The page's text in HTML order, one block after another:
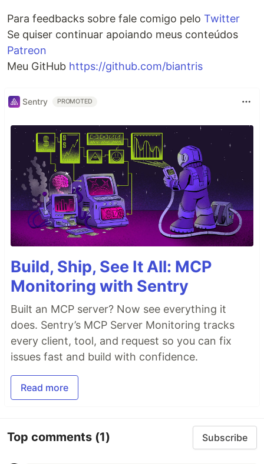
Para feedbacks sobre fale comigo pelo Twitter
Se quiser continuar apoiando meus conteúdos
Patreon
Meu GitHub https://github.com/biantris
Sentry PROMOTED
Build, Ship, See It All: MCP
Monitoring with Sentry
Built an MCP server? Now see everything it
does. Sentry’s MCP Server Monitoring tracks
every client, tool, and request so you can fix
issues fast and build with confidence.
Read more
Top comments (1) Subscribe